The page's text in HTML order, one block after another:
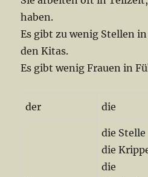
haben.
Es gibt zu wenig Stellen
den Kitas.
Es gibt wenig Frauen in
der die
die Stelle
die
die